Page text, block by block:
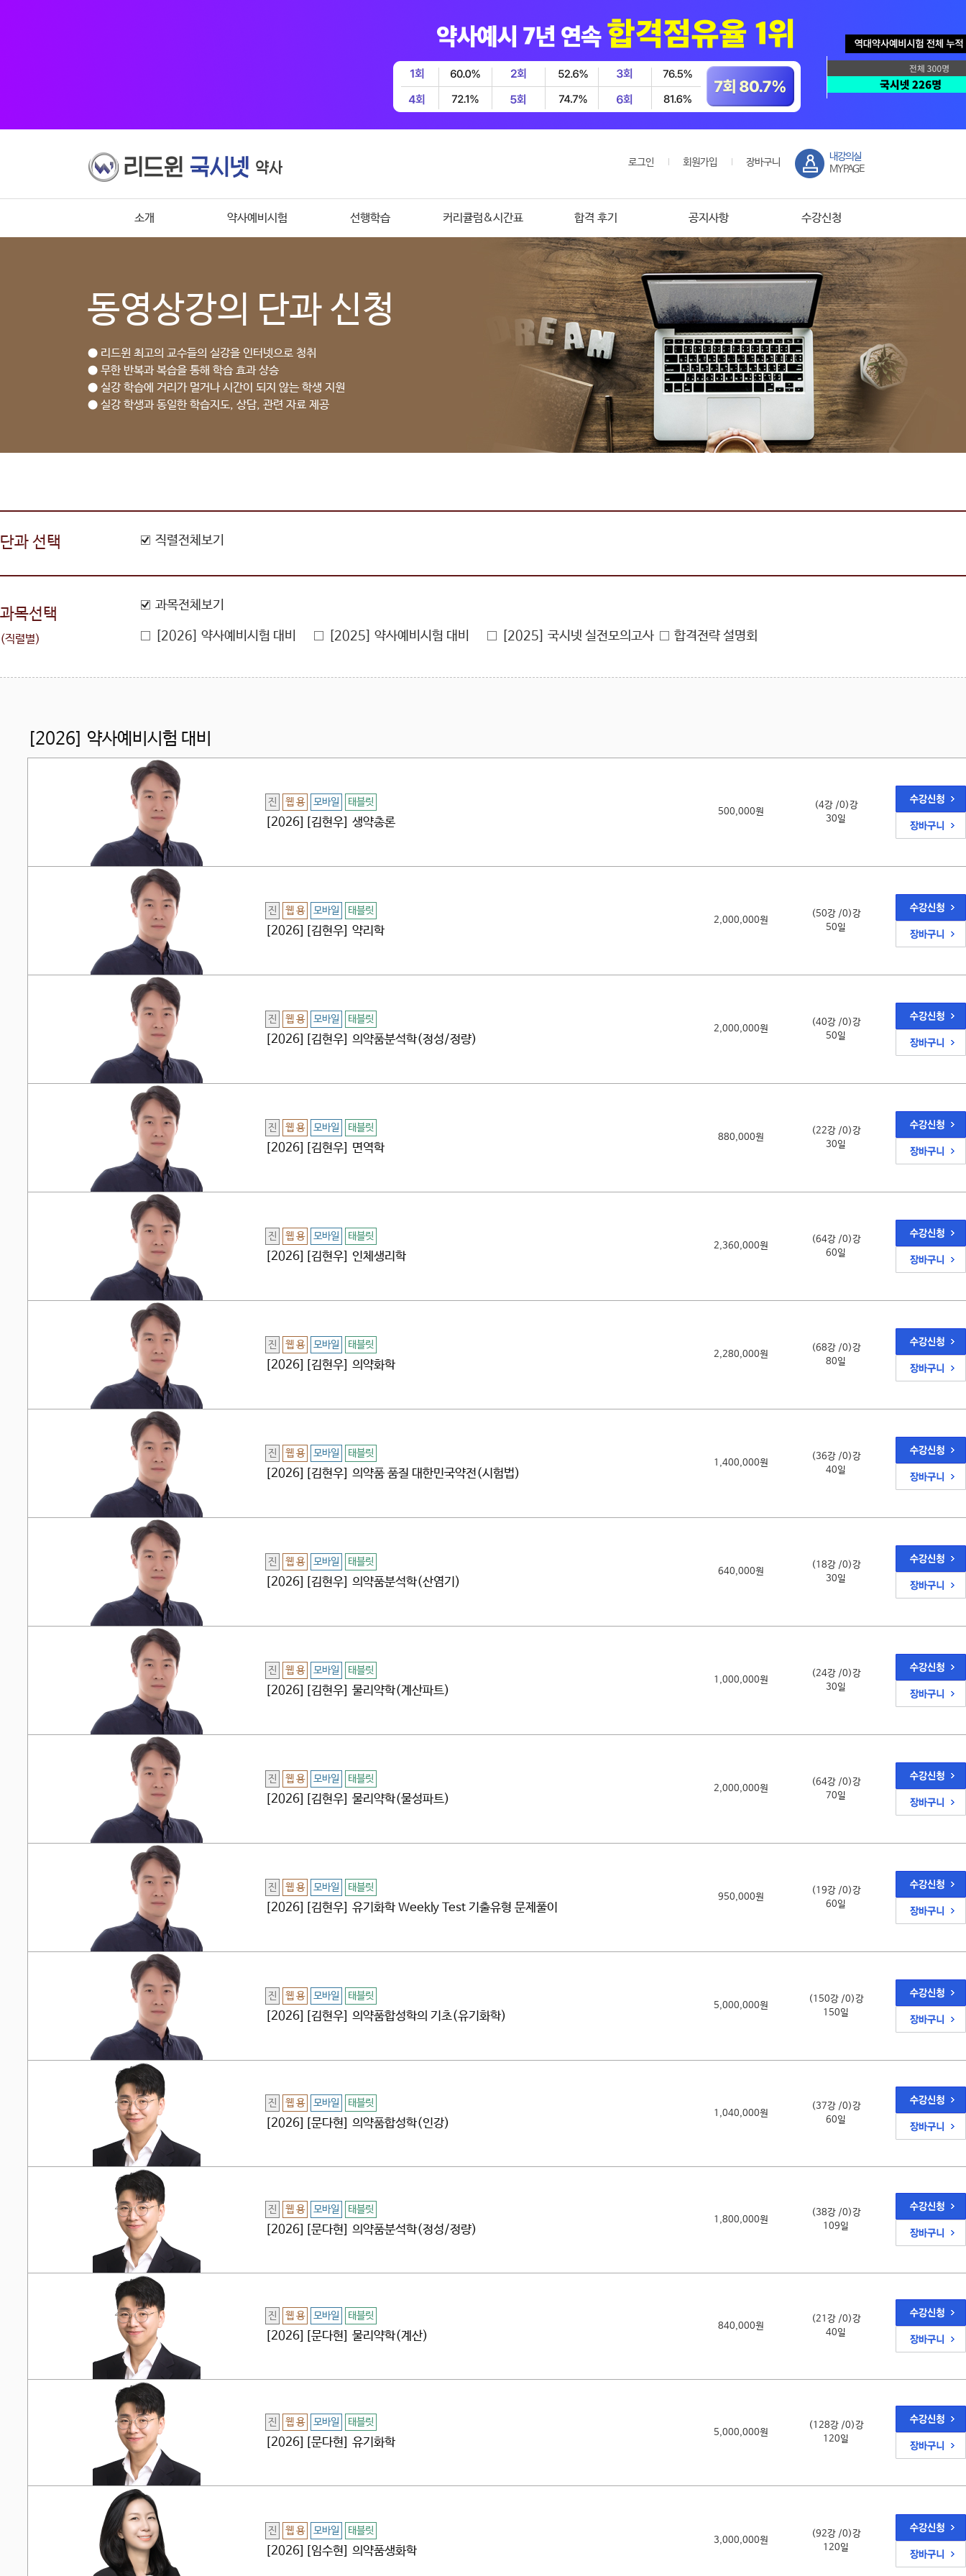
로그인 회원가입 장바구니
내강의실
MYPAGE
소개 약사예비시험 선행학습 커리큘럼&시간표 합격 후기 공지사항 수강신청
동영상강의 단과 신청
● 리드윈 최고의 교수들의 실강을 인터넷으로 청취
● 무한 반복과 복습을 통해 학습 효과 상승
● 실강 학습에 거리가 멀거나 시간이 되지 않는 학생 지원
● 실강 학생과 동일한 학습지도, 상담, 관련 자료 제공
단과 선택 직렬전체보기
과목선택
(직렬별)
과목전체보기
[2026] 약사예비시험 대비 [2025] 약사예비시험 대비 [2025] 국시넷 실전모의고사 합격전략 설명회
[2026] 약사예비시험 대비
진 웹 용 모바일 태블릿
[2026][김현우] 생약총론
500,000원
(4강 /0)강
30일
진 웹 용 모바일 태블릿
[2026][김현우] 약리학
2,000,000원
(50강 /0)강
50일
진 웹 용 모바일 태블릿
[2026][김현우] 의약품분석학(정성/정량)
2,000,000원
(40강 /0)강
50일
진 웹 용 모바일 태블릿
[2026][김현우] 면역학
880,000원
(22강 /0)강
30일
진 웹 용 모바일 태블릿
[2026][김현우] 인체생리학
2,360,000원
(64강 /0)강
60일
진 웹 용 모바일 태블릿
[2026][김현우] 의약화학
2,280,000원
(68강 /0)강
80일
진 웹 용 모바일 태블릿
[2026][김현우] 의약품 품질 대한민국약전(시험법)
1,400,000원
(36강 /0)강
40일
진 웹 용 모바일 태블릿
[2026][김현우] 의약품분석학(산염기)
640,000원
(18강 /0)강
30일
진 웹 용 모바일 태블릿
[2026][김현우] 물리약학(계산파트)
1,000,000원
(24강 /0)강
30일
진 웹 용 모바일 태블릿
[2026][김현우] 물리약학(물성파트)
2,000,000원
(64강 /0)강
70일
진 웹 용 모바일 태블릿
[2026][김현우] 유기화학 Weekly Test 기출유형 문제풀이
950,000원
(19강 /0)강
60일
진 웹 용 모바일 태블릿
[2026][김현우] 의약품합성학의 기초(유기화학)
5,000,000원
(150강 /0)강
150일
진 웹 용 모바일 태블릿
[2026][문다현] 의약품합성학(인강)
1,040,000원
(37강 /0)강
60일
진 웹 용 모바일 태블릿
[2026][문다현] 의약품분석학(정성/정량)
1,800,000원
(38강 /0)강
109일
진 웹 용 모바일 태블릿
[2026][문다현] 물리약학(계산)
840,000원
(21강 /0)강
40일
진 웹 용 모바일 태블릿
[2026][문다현] 유기화학
5,000,000원
(128강 /0)강
120일
진 웹 용 모바일 태블릿
[2026][임수현] 의약품생화학
3,000,000원
(92강 /0)강
120일